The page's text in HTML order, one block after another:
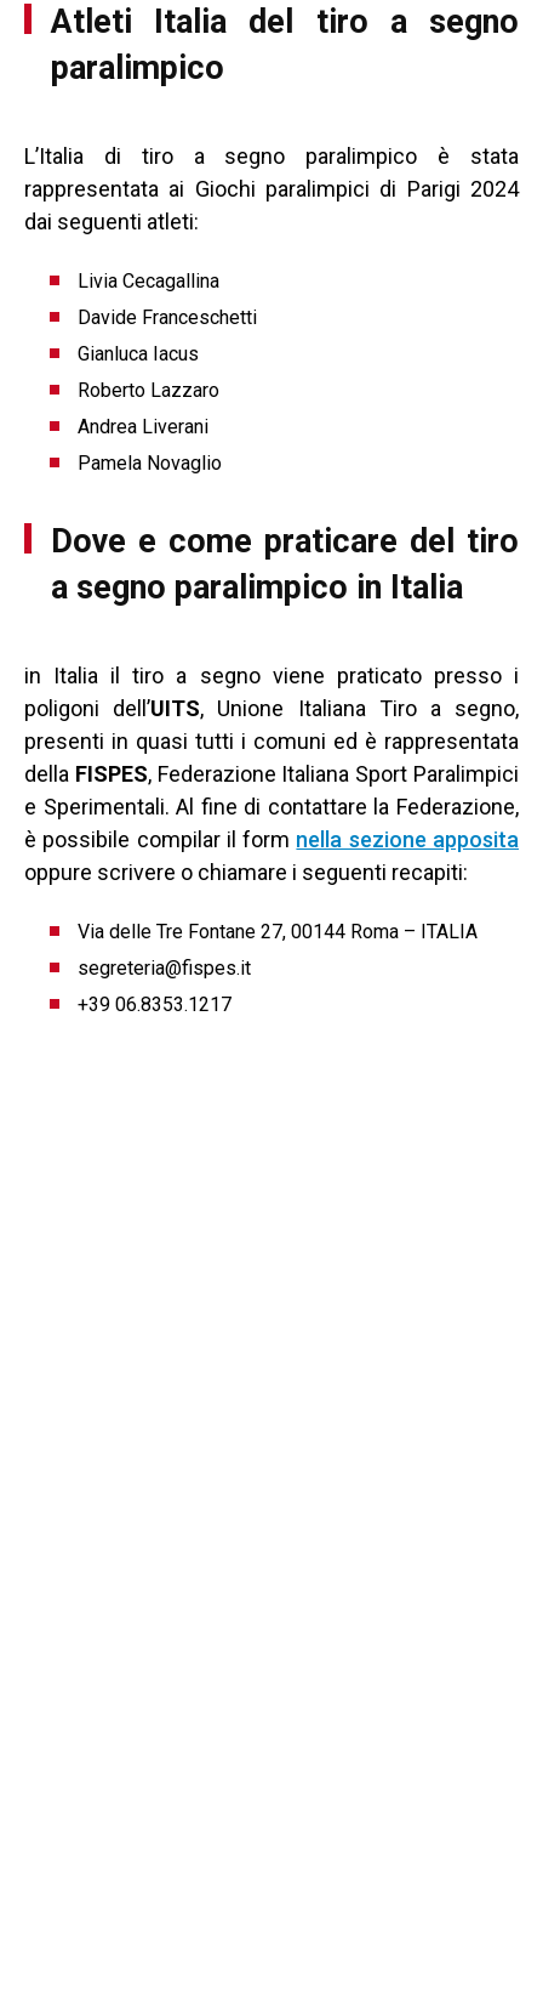
Atleti Italia del tiro a segno
paralimpico
L’Italia di tiro a segno paralimpico è stata
rappresentata ai Giochi paralimpici di Parigi 2024
dai seguenti atleti:
Livia Cecagallina
Davide Franceschetti
Gianluca Iacus
Roberto Lazzaro
Andrea Liverani
Pamela Novaglio
Dove e come praticare del tiro
a segno paralimpico in Italia
in Italia il tiro a segno viene praticato presso i
poligoni dell’UITS, Unione Italiana Tiro a segno,
presenti in quasi tutti i comuni ed è rappresentata
della FISPES, Federazione Italiana Sport Paralimpici
e Sperimentali. Al fine di contattare la Federazione,
è possibile compilar il form nella sezione apposita
oppure scrivere o chiamare i seguenti recapiti:
Via delle Tre Fontane 27, 00144 Roma – ITALIA
segreteria@fispes.it
+39 06.8353.1217